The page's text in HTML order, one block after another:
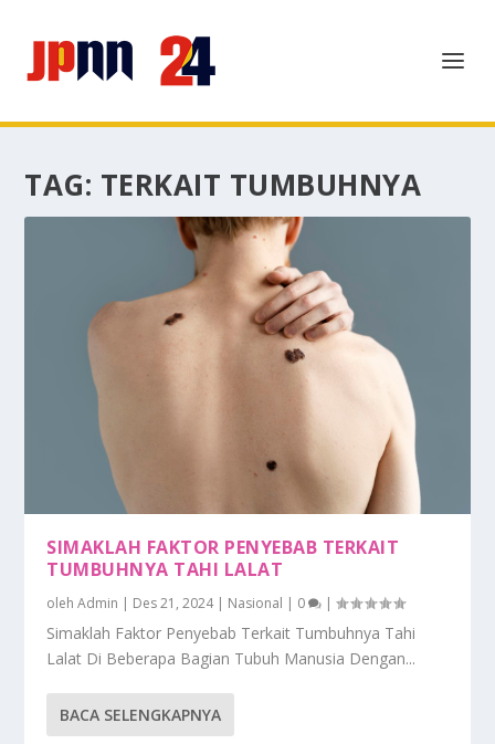
TAG: TERKAIT TUMBUHNYA
SIMAKLAH FAKTOR PENYEBAB TERKAIT
TUMBUHNYA TAHI LALAT
olehAdmin | Des 21, 2024| Nasional | 0 |
Simaklah Faktor Penyebab Terkait Tumbuhnya Tahi
Lalat Di Beberapa Bagian Tubuh Manusia Dengan...
BACA SELENGKAPNYA